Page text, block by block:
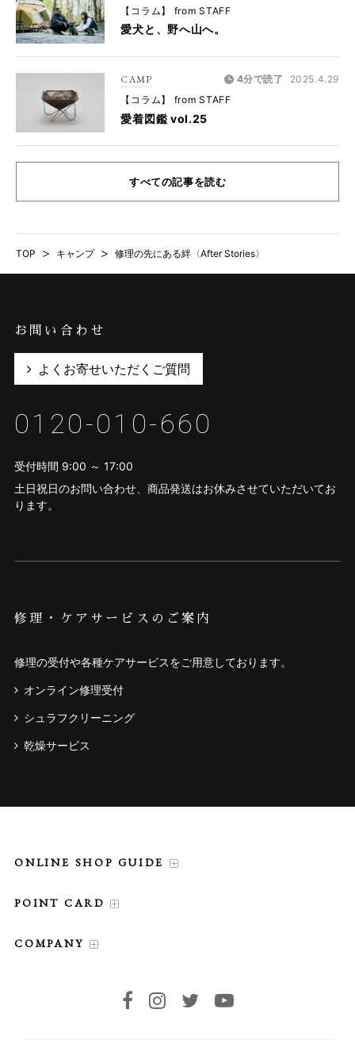
【コラム】 from STAFF
愛犬と、野へ山へ。
CAMP 4分で読了
2025.4.29
【コラム】 from STAFF
愛着図鑑 vol.25
すべての記事を読む
TOP > キャンプ > 修理の先にある絆〈After Stories〉
お問い合わせ
よくお寄せいただくご質問
0120-010-660
受付時間 9:00 ～ 17:00
土日祝日のお問い合わせ、商品発送はお休みさせていただいてお
ります。
修理・ケアサービスのご案内
修理の受付や各種ケアサービスをご用意しております。
オンライン修理受付
シュラフクリーニング
乾燥サービス
ONLINE SHOP GUIDE
POINT CARD
COMPANY